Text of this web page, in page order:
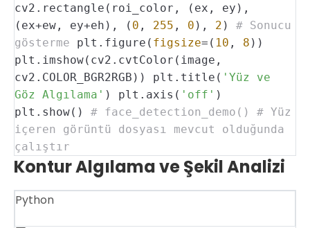
cv2.rectangle(roi_color, (ex, ey),
(ex+ew, ey+eh), ( 0 , 255 , 0 ), 2 )
# Sonucu
gösterme
plt.figure( figsize=( 10 , 8 ))
plt.imshow(cv2.cvtColor(image,
cv2.COLOR_BGR2RGB))
plt.title( 'Yüz ve
Göz Algılama' ) plt.axis( 'off' )
plt.show()
# face_detection_demo() # Yüz
içeren görüntü dosyası mevcut olduğunda
çalıştır
Kontur Algılama ve Şekil Analizi
Python